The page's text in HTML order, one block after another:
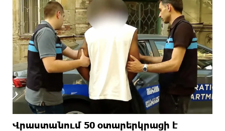
Վրաստանում 50 օտարերկրացի է